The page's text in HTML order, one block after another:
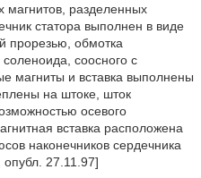
магнитов, разделенных
статора выполнен в виде
прорезью, обмотка
соосного с
магниты и вставка выполнены
на штоке, шток
осевого
вставка расположена
наконечников сердечника
27.11.97]